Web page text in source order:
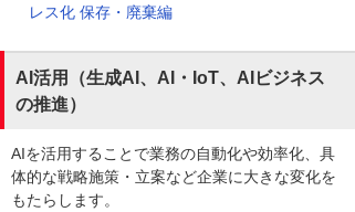
レス化 保存・廃棄編
AI活用（生成AI、AI・IoT、AIビジネス
の推進）
AIを活用することで業務の自動化や効率化、具
体的な戦略施策・立案など企業に大きな変化を
もたらします。